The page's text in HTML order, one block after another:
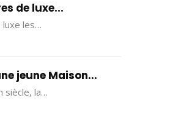
de luxe...
luxe les…
jeune Maison...
siècle, la…